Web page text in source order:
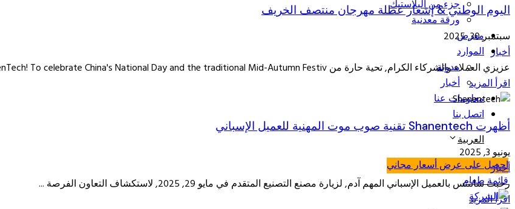
جزء من البلاستيك
ورقة معدنية
معرض
الموارد
مدونة
أخبار
معلومات عنا
اتصل بنا
العربية
احصل على عرض أسعار مجاني
قائمة طعام
اليوم الوطني & إشعار عطلة مهرجان منتصف الخريف
سبتمبر 30, 2025
أخبار
عزيزي العملاء والشركاء الكرام, تحية حارة من ShanenTech!To celebrate China's National Day and the traditional Mid-Autumn Festiv..
اقرأ المزيد
أظهرت Shanentech تقنية صوب موت المهنية للعميل الإسباني
يونيو 3, 2025
أخبار
رحبت شاننتس بالعميل الإسباني المهم آدم, لزيارة مصنع التصنيع المتقدم في مايو 29, 2025, لاستكشاف التعاون الفرصة ...
اقرأ المزيد